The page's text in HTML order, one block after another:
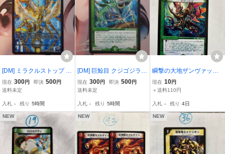
[DM] ミラクルストップ (D
MR20 13/70) デュエルマ
スターズ
現在 300円 即決 500円
送料未定
入札 - 残り 5時間
[DM] 巨鯨目 クジゴジラ
(DMR20 40/70) デュエル
マスターズ
現在 300円 即決 500円
送料未定
入札 - 残り 5時間
瞬撃の大地ザンヴァッ
カ DMR17 27/94
現在 10円
＋送料110円
入札 - 残り 4日
NEW NEW NEW